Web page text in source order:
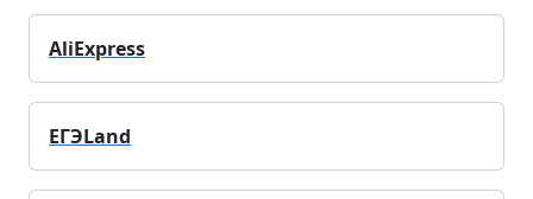
AliExpress
ЕГЭLand